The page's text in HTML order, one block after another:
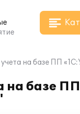
учета на базе ПП
на базе